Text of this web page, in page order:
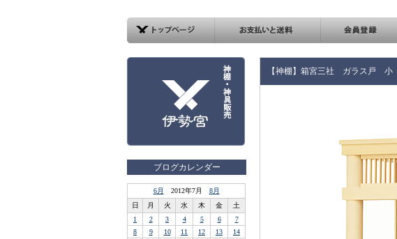
ブログカレンダー
6月 2012年7月 8月
日
月 火 水 木 金
土
1
2 3 4 5 6
7
8
9 10 11 12 13
14
【神棚】箱宮三社 ガラス戸 小